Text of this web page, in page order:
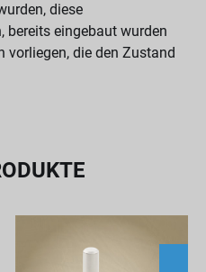
diese
bereits eingebaut wurden
vorliegen, die den Zustand